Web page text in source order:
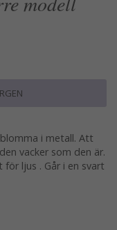
i metall. Att
vacker som den är.
ljus . Går i en svart